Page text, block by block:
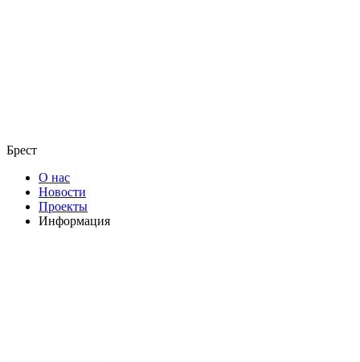
Брест
О нас
Новости
Проекты
Информация